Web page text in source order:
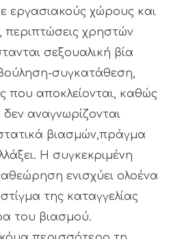
εργασιακούς χώρους και
περιπτώσεις χρηστών
σεξουαλική βία
συγκατάθεση,
που αποκλείονται, καθώς
αναγνωρίζονται
βιασμών,πράγμα
Η συγκεκριμένη
ενισχύει ολοένα
της καταγγελίας
του βιασμού.